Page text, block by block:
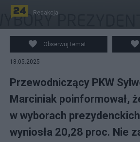
Wybory prezydenta RP - I tura.
Przrewodniczacego PKW Konrad
sekretarz PKW Rafał Tkacz (L) i
Państwowej Komisji Wyborczej
głosowanie w I turze w
Redakcja
Obserwuj temat
18.05.2025
Przewodniczący PKW
Marciniak poinformował,
w wyborach prezydenckich
wyniosła 20,28 proc. Nie